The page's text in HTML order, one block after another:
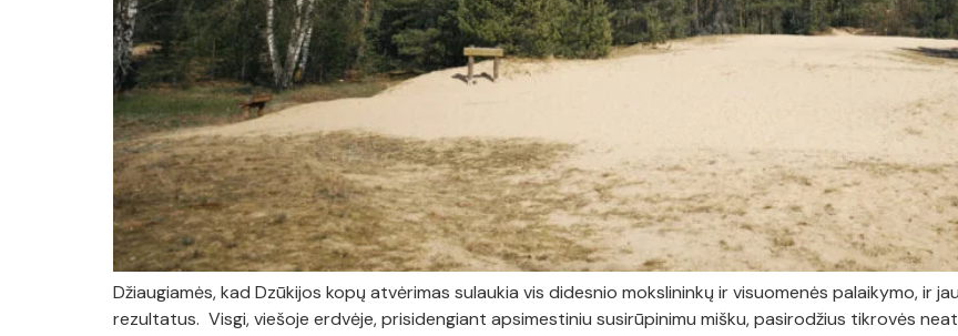
Džiaugiamės, kad Dzūkijos kopų atvėrimas sulaukia vis didesnio mokslininkų ir visuomenės palaikymo, ir
rezultatus. Visgi, viešoje erdvėje, prisidengiant apsimestiniu susirūpinimu mišku, pasirodžius tikrovės